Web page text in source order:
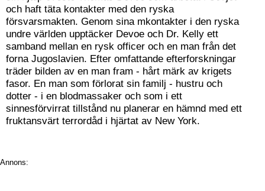
och haft täta kontakter med den ryska
försvarsmakten. Genom sina mkontakter i den ryska
undre världen upptäcker Devoe och Dr. Kelly ett
samband mellan en rysk officer och en man från det
forna Jugoslavien. Efter omfattande efterforskningar
träder bilden av en man fram - hårt märk av krigets
fasor. En man som förlorat sin familj - hustru och
dotter - i en blodmassaker och som i ett
sinnesförvirrat tillstånd nu planerar en hämnd med ett
fruktansvärt terrordåd i hjärtat av New York.
Annons: